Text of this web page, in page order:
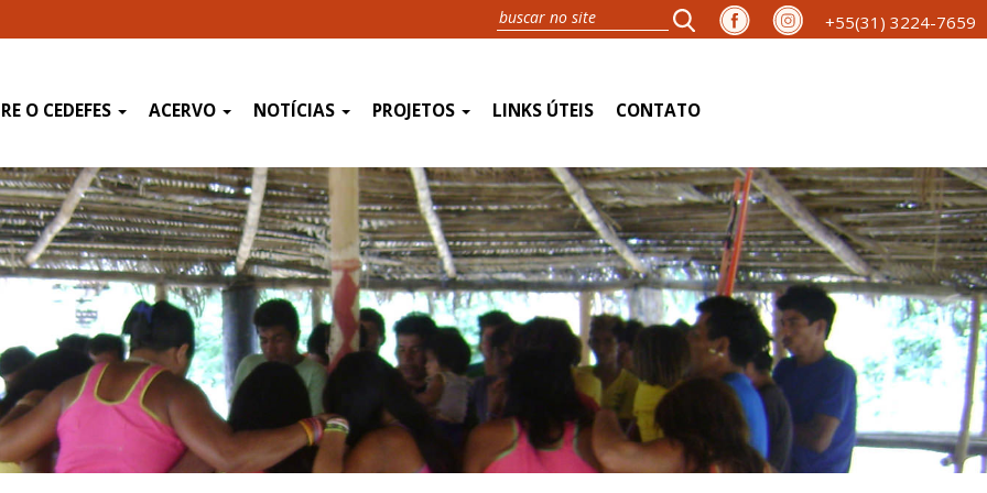
+55(31) 3224-7659
O CEDEFES ACERVO NOTÍCIAS PROJETOS LINKS ÚTEIS CONTATO